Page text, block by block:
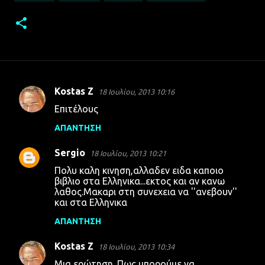
Σ
λ
ι
Kostas Z 18 Ιουλίου, 2013 10:16
Επιτέλους
ΑΠΆΝΤΗΣΗ
Sergio 18 Ιουλίου, 2013 10:21
Πολυ καλη κινηση,αλλαδεν ειδα καποιο
βιβλιο στα Ελληνικα...εκτος και αν κανω
λαθος.Μακαρι στη συνεχεια να ''ανεβουν''
και στα Ελληνικα
ΑΠΆΝΤΗΣΗ
Kostas Z 18 Ιουλίου, 2013 10:34